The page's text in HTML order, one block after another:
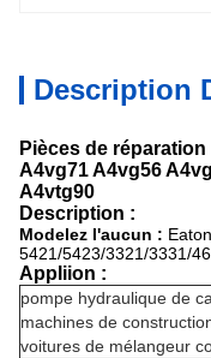
Description
Pièces de
A4vg71 A4vg56
A4vtg90
Description :
Modelez l'aucun : Eaton
5421/5423/3321/3331/
Appliion :
pompe hydraulique de
machines de
voitures de mélangeur